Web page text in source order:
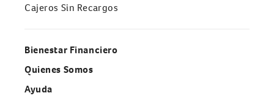
Cajeros Sin Recargos
Bienestar Financiero
Quienes Somos
Ayuda